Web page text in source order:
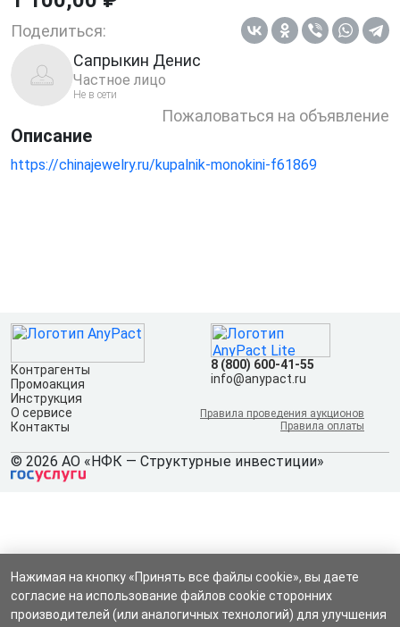
Поделиться:
Сапрыкин Денис
Частное лицо
Не в сети
Пожаловаться на объявление
Описание
https://chinajewelry.ru/kupalnik-monokini-f61869
Контрагенты
Промоакция
Инструкция
О сервисе
Контакты
8 (800) 600-41-55
info@anypact.ru
Правила проведения аукционов
Правила оплаты
© 2026 АО «НФК — Структурные инвестиции»
Нажимая на кнопку «Принять все файлы cookie», вы даете
согласие на использование файлов cookie сторонних
производителей (или аналогичных технологий) для улучшения